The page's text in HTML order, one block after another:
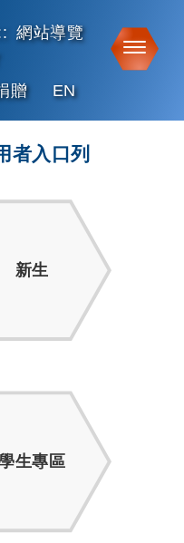
網站導覽
贈 EN
者入口列
新生
生專區